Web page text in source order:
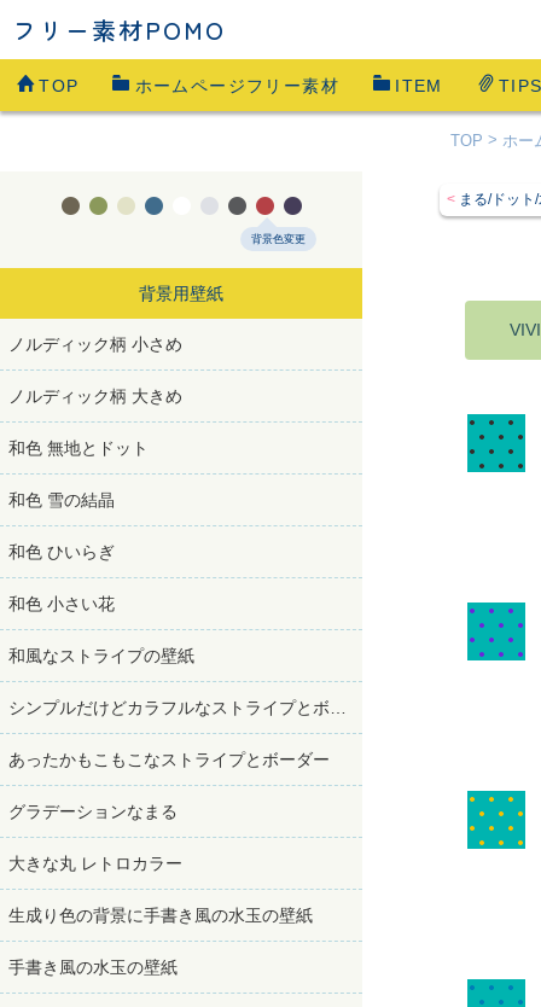
フリー素材POMO
TOP ホームページフリー素材 ITEM
TOP ホー
       
背景色変更
背景用壁紙
ノルディック柄 小さめ
ノルディック柄 大きめ
和色 無地とドット
和色 雪の結晶
和色 ひいらぎ
和色 小さい花
和風なストライプの壁紙
あったかもこもこなストライプとボーダー
グラデーションなまる
大きな丸 レトロカラー
生成り色の背景に手書き風の水玉の壁紙
手書き風の水玉の壁紙
まる/ドット